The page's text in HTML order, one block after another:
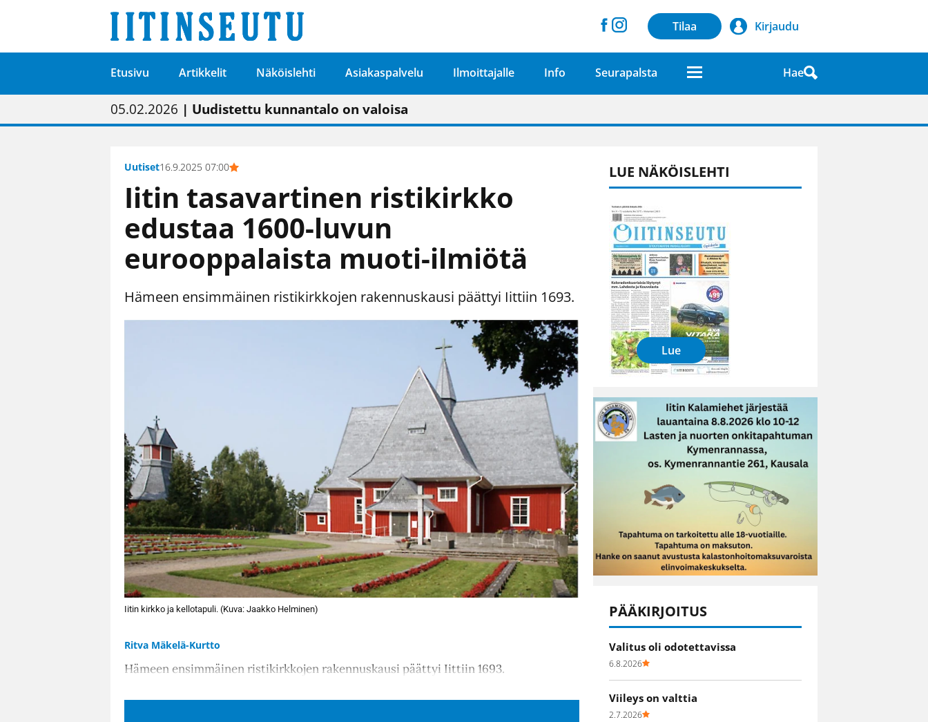
Tilaa Kirjaudu
Etusivu Artikkelit Näköislehti Asiakaspalvelu Ilmoittajalle Info Seurapalsta Hae
01.02.2026 | Painon vaihtumisen pitäisi näkyä hieman parempana painojäljen laatuna lehdessä
05.02.2026 | Uudistettu kunnantalo on valoisa
23.04.2026 | “Olemme käynnistämässä uudelleen keskustavisiotyön”
09.05.2026| "Maalla on totuttu elämään omavaraisemmin kuin kaupungissa"
Uutiset16.9.2025 07:00
Iitin tasavartinen ristikirkko
edustaa 1600-luvun
eurooppalaista muoti-ilmiötä
Hämeen ensimmäinen ristikirkkojen rakennuskausi päättyi Iittiin 1693.
Iitin kirkko ja kellotapuli. (Kuva: Jaakko Helminen)
Ritva Mäkelä-Kurtto
Hämeen ensimmäinen ristikirkkojen rakennuskausi päättyi Iittiin 1693.
LUE NÄKÖISLEHTI
Lue
PÄÄKIRJOITUS
Valitus oli odotettavissa
6.8.2026
Viileys on valttia
2.7.2026